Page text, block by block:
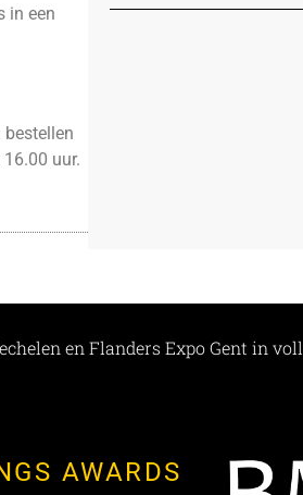
in een
uur.
AWARDS